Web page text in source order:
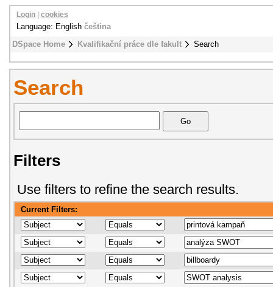
DSpace Home Kvalifikační práce dle fakult Search
Login cookies
Language: English čeština
Search
Filters
Use filters to refine the search results.
Current Filters: